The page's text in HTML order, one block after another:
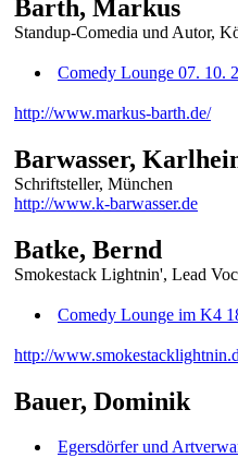
Barth, Markus
Standup-Comedia und Autor,
Comedy Lounge 07. 10.
http://www.markus-barth.de/
Barwasser,
Schriftsteller, München
http://www.k-barwasser.de
Batke, Bernd
Smokestack Lightnin', Lead
Comedy Lounge im K4
http://
Bauer, Dominik
Egersdörfer und